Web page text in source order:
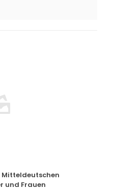
Mitteldeutschen
und Frauen